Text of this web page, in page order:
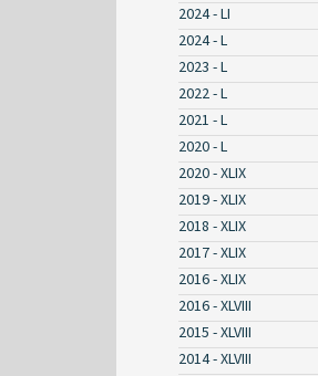
2024 - LI
2024 - L
2023 - L
2022 - L
2021 - L
2020 - L
2020 - XLIX
2019 - XLIX
2018 - XLIX
2017 - XLIX
2016 - XLIX
2016 - XLVIII
2015 - XLVIII
2014 - XLVIII